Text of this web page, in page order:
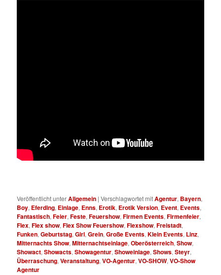
Veröffentlicht unterAllgemein |Verschlagwortet mitAgentur, Bayern,
Boy, Eferding, Einlage, Enns, Erotik, Erotik Version, Event, Events,
Fantastisch,Feier,Feste,Feuershow,Firmen Events,Firmenfeier,
Flex,Flex show,Flex Show Feuershow,Flexshow,Freistadt,
Funken,Geburtstag,Girl,Grein,Große Events,Klein Events, Linz,
Mitternachts Show,Mitternachtseinlage,Oberösterreich,Show,
Showact,Showacts,Showagentur,Showeinlage,Shows,Steyr,
Überraschung,Veranstaltung,VO-Agentur,VO-SHOW,VO-Show
Agentur